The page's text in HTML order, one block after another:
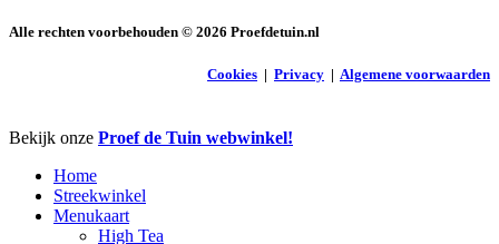
Alle rechten voorbehouden © 2026 Proefdetuin.nl
Cookies | Privacy | Algemene voorwaarden
Close
Bekijk onze Proef de Tuin webwinkel!
Home
Streekwinkel
Menukaart
High Tea